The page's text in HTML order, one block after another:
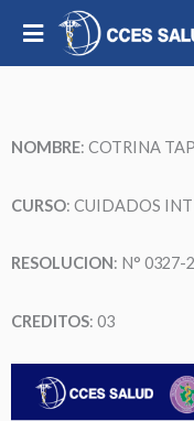
NOMBRE: COTRINA
CURSO: CUIDADOS
RESOLUCION: N° 0327-
CREDITOS: 03